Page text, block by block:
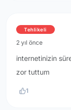
Tehlikeli
2 yıl önce
internetinizin
zor tuttum
1